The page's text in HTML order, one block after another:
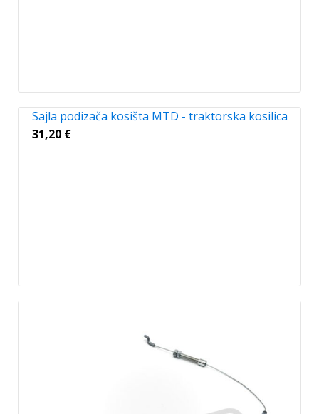
Sajla podizača kosišta MTD - traktorska kosilica
31,20 €